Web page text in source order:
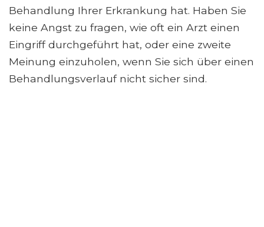
Behandlung Ihrer Erkrankung hat. Haben Sie
keine Angst zu fragen, wie oft ein Arzt einen
Eingriff durchgeführt hat, oder eine zweite
Meinung einzuholen, wenn Sie sich über einen
Behandlungsverlauf nicht sicher sind.